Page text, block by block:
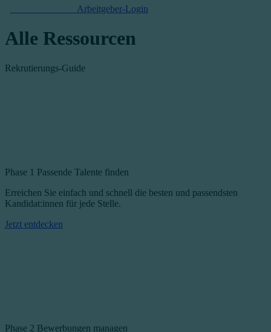
Arbeitgeber-Login
Alle Ressourcen
Rekrutierungs-Guide
Phase 1 Passende Talente finden
Erreichen Sie einfach und schnell die besten und passendsten
Kandidat:innen für jede Stelle.
Jetzt entdecken
Phase 2 Bewerbungen managen